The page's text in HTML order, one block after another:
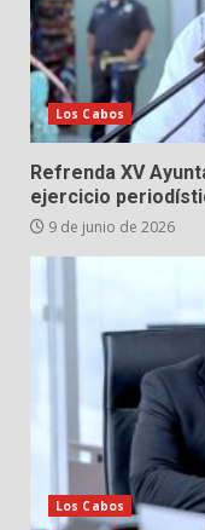
Los Cabos
Refrenda XV
ejercicio
9 de junio de 2026
Los Cabos